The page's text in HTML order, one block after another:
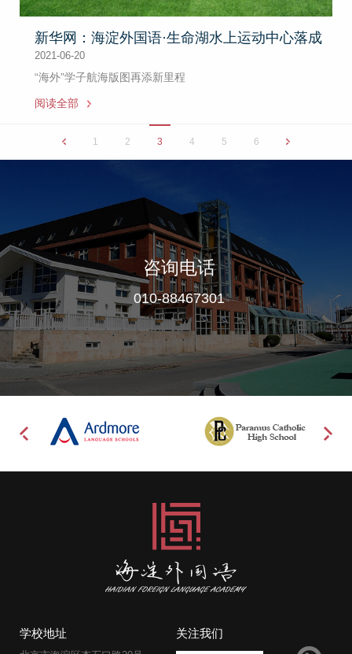
新华网：海淀外国语·生命湖水上运动中心落成
2021-06-20
“海外”学子航海版图再添新里程
阅读全部
1 2 3 4 5 6
咨询电话
010-88467301
学校地址 关注我们